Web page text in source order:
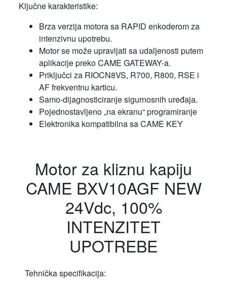
Ključne karakteristike:
Brza verzija motora sa RAPID enkoderom za
intenzivnu upotrebu.
Motor se može upravljati sa udaljenosti putem
aplikacije preko CAME GATEWAY-a.
Priključci za RIOCN8VS, R700, R800, RSE i
AF frekventnu karticu.
Samo-dijagnosticiranje sigurnosnih uređaja.
Pojednostavljeno „na ekranu“ programiranje
Elektronika kompatibilna sa CAME KEY
Motor za kliznu kapiju
CAME BXV10AGF NEW
24Vdc, 100%
INTENZITET
UPOTREBE
Tehnička specifikacija: